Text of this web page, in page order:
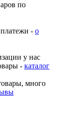
по
- о
у нас
- каталог
много